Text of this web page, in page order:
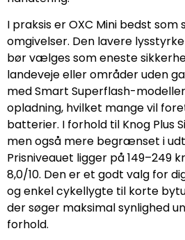
I praksis er OXC Mini bedst som
omgivelser. Den lavere
bør vælges som eneste
landeveje eller områder uden
med Smart Superflash-
opladning, hvilket mange vil
batterier. I forhold til Knog Plus
men også mere begrænset i
Prisniveauet ligger på 149–249
8,0/10. Den er et godt valg for
og enkel cykellygte til korte
der søger maksimal synlighed
forhold.